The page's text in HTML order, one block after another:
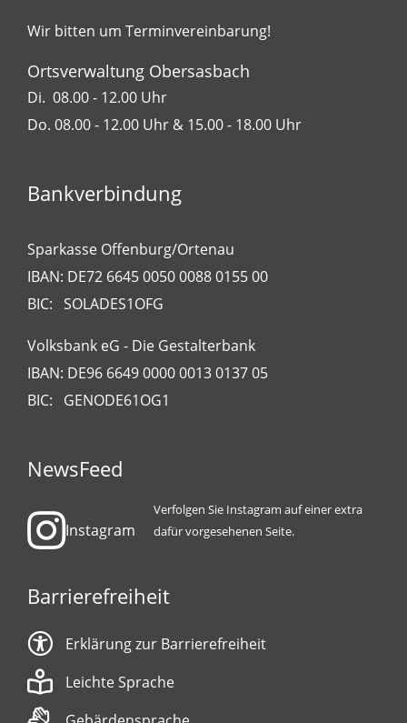
Wir bitten um Terminvereinbarung!
Ortsverwaltung Obersasbach
Di. 08.00 - 12.00 Uhr
Do. 08.00 - 12.00 Uhr & 15.00 - 18.00 Uhr
Bankverbindung
Sparkasse Offenburg/Ortenau
IBAN: DE72 6645 0050 0088 0155 00
BIC: SOLADES1OFG
Volksbank eG - Die Gestalterbank
IBAN: DE96 6649 0000 0013 0137 05
BIC: GENODE61OG1
NewsFeed
Instagram
Verfolgen Sie Instagram auf einer extra
dafür vorgesehenen Seite.
Barrierefreiheit
Erklärung zur Barrierefreiheit
Leichte Sprache